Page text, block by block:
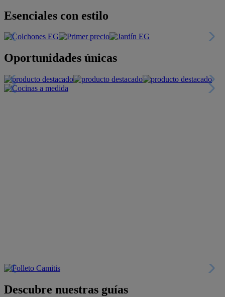
Esenciales con estilo
Oportunidades únicas
Descubre nuestras guías